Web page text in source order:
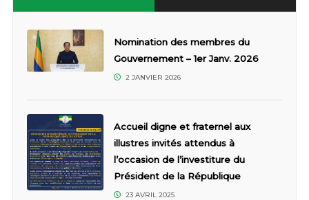
Nomination des membres du
Gouvernement – 1er Janv. 2026
2 JANVIER 2026
Accueil digne et fraternel aux
illustres invités attendus à
l’occasion de l’investiture du
Président de la République
23 AVRIL 2025